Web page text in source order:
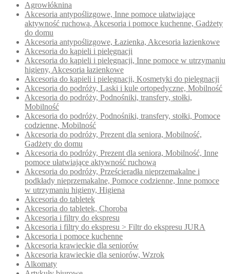
Agrowłóknina
Akcesoria antypoślizgowe, Inne pomoce ułatwiające
aktywność ruchową, Akcesoria i pomoce kuchenne, Gadżety
do domu
Akcesoria antypoślizgowe, Łazienka, Akcesoria łazienkowe
Akcesoria do kąpieli i pielęgnacji
Akcesoria do kąpieli i pielęgnacji, Inne pomoce w utrzymaniu
higieny, Akcesoria łazienkowe
Akcesoria do kąpieli i pielęgnacji, Kosmetyki do pielęgnacji
Akcesoria do podróży, Laski i kule ortopedyczne, Mobilność
Akcesoria do podróży, Podnośniki, transfery, stołki,
Mobilność
Akcesoria do podróży, Podnośniki, transfery, stołki, Pomoce
codzienne, Mobilność
Akcesoria do podróży, Prezent dla seniora, Mobilność,
Gadżety do domu
Akcesoria do podróży, Prezent dla seniora, Mobilność, Inne
pomoce ułatwiające aktywność ruchową
Akcesoria do podróży, Prześcieradła nieprzemakalne i
podkłady nieprzemakalne, Pomoce codzienne, Inne pomoce
w utrzymaniu higieny, Higiena
Akcesoria do tabletek
Akcesoria do tabletek, Choroba
Akcesoria i filtry do ekspresu
Akcesoria i filtry do ekspresu > Filtr do ekspresu JURA
Akcesoria i pomoce kuchenne
Akcesoria krawieckie dla seniorów
Akcesoria krawieckie dla seniorów, Wzrok
Alkomaty